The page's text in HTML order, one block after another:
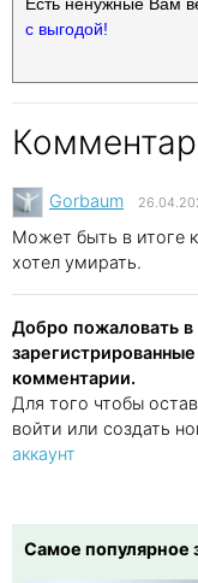
с выгодой!
Gorbaum
Может быть в итоге
хотел умирать.
Добро пожаловать
комментарии.
Для того чтобы
войти или создать
аккаунт
Самое популярное